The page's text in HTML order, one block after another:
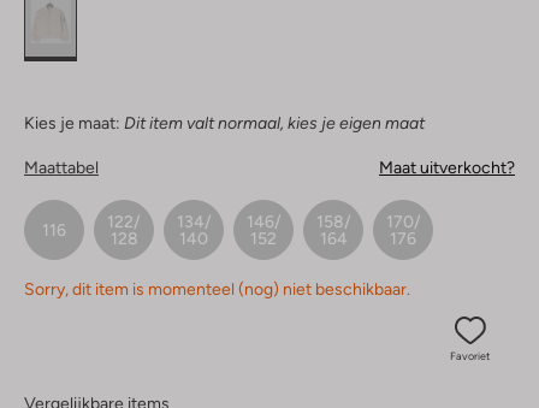
Kies je maat: Dit item valt normaal, kies je eigen maat
Maattabel Maat uitverkocht?
116
122/
128
134/
140
146/
152
158/
164
170/
176
Sorry, dit item is momenteel (nog) niet beschikbaar.
Favoriet
Vergelijkbare items